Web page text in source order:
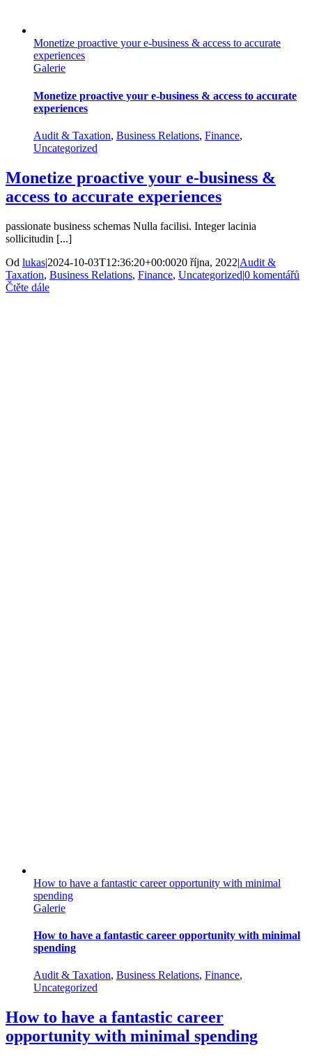
Monetize proactive your e-business & access to accurate
experiences
Galerie
Monetize proactive your e-business & access to accurate
experiences
Audit & Taxation, Business Relations, Finance,
Uncategorized
Monetize proactive your e-business &
access to accurate experiences
passionate business schemas Nulla facilisi. Integer lacinia
sollicitudin [...]
Od lukas|2024-10-03T12:36:20+00:0020 října, 2022|Audit &
Taxation, Business Relations, Finance, Uncategorized|0 komentářů
Čtěte dále
How to have a fantastic career opportunity with minimal
spending
Galerie
How to have a fantastic career opportunity with minimal
spending
Audit & Taxation, Business Relations, Finance,
Uncategorized
How to have a fantastic career
opportunity with minimal spending